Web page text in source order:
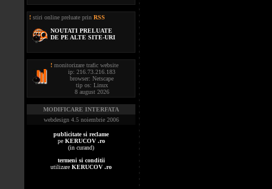
! stiri online preluate prin RSS
NOUTATI PRELUATE
DE PE ALTE SITE-URI
! monitorizare trafic website
ip: 216.73.216.183
browser: Netscape
tip os: Linux
8 august 2026
MODIFICARE INTERFATA
webdesign 4.5 noiembrie 2006
publicitate si reclame
pe KERUCOV .ro
(in curand)
termeni si conditii
utilizare KERUCOV .ro